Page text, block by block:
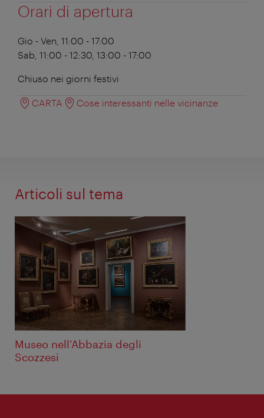
Orari di apertura
Gio - Ven, 11:00 - 17:00
Sab, 11:00 - 12:30, 13:00 - 17:00
Chiuso nei giorni festivi
CARTA Cose interessanti nelle vicinanze
Articoli sul tema
Museo nell’Abbazia degli
Scozzesi